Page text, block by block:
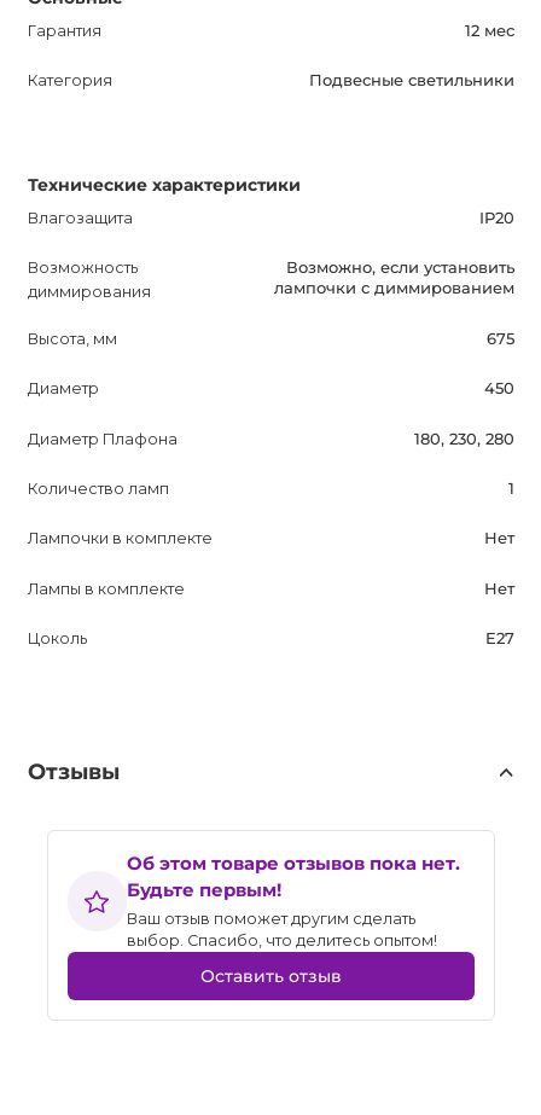
и станет прекрасным акцентом в любом помещении.
Гарантия 12 мес
Категория Подвесные светильники
Технические характеристики
Влагозащита IP20
Возможность
диммирования
Возможно, если установить
лампочки с диммированием
Высота, мм 675
Диаметр 450
Диаметр Плафона 180, 230, 280
Количество ламп 1
Лампочки в комплекте Нет
Лампы в комплекте Нет
Цоколь E27
Отзывы
Об этом товаре отзывов пока нет.
Будьте первым!
Ваш отзыв поможет другим сделать
выбор. Спасибо, что делитесь опытом!
Оставить отзыв